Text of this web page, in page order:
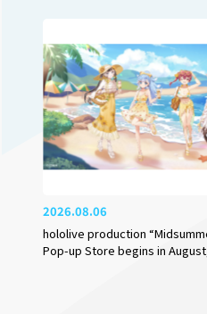
2026.08.06
hololive production
Pop-up Store begins in